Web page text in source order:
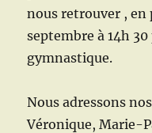
nous retrouver , en
septembre à 14h
gymnastique.
Nous adressons
Véronique, Marie-